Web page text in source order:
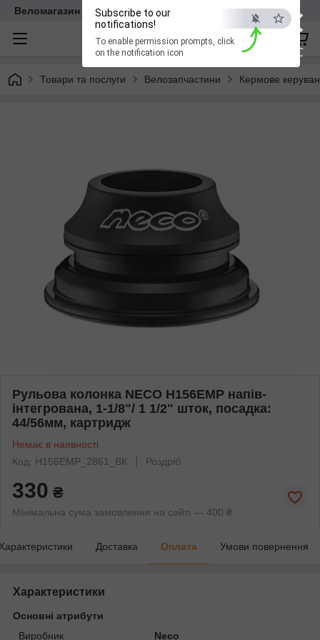
×
ESC
Subscribe to our
notifications!
To enable permission prompts, click
on the notification icon
Веломагазин EasyBike
Товари та послуги Велозапчастини Кермове
Рульова колонка NECO H156EMP напів-
інтегрована, 1-1/8"/ 1 1/2" шток, посадка:
44/56мм, картридж
Немає в наявності
Код: H156EMP_2861_BK
Роздріб
330 ₴
Мінімальна сума замовлення на сайті — 400 ₴
Доставка Оплата Умови повернення
Характеристики
Основні атрибути
Виробник
Neco